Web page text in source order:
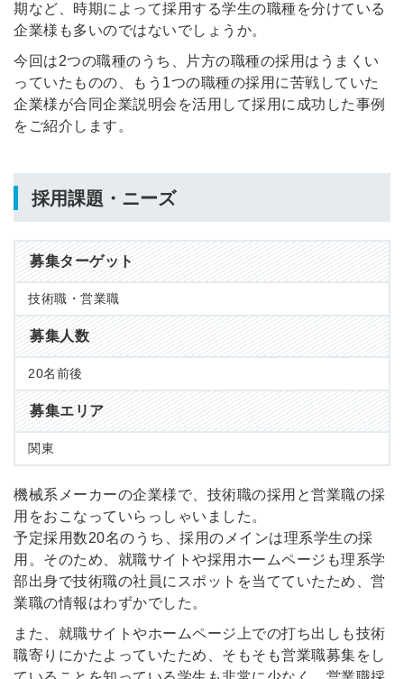
期など、時期によって採用する学生の職種を分けている
企業様も多いのではないでしょうか。
今回は2つの職種のうち、片方の職種の採用はうまくい
っていたものの、もう1つの職種の採用に苦戦していた
企業様が合同企業説明会を活用して採用に成功した事例
をご紹介します。
採用課題・ニーズ
募集ターゲット
技術職・営業職
募集人数
20名前後
募集エリア
関東
機械系メーカーの企業様で、技術職の採用と営業職の採
用をおこなっていらっしゃいました。
予定採用数20名のうち、採用のメインは理系学生の採
用。そのため、就職サイトや採用ホームページも理系学
部出身で技術職の社員にスポットを当てていたため、営
業職の情報はわずかでした。
また、就職サイトやホームページ上での打ち出しも技術
職寄りにかたよっていたため、そもそも営業職募集をし